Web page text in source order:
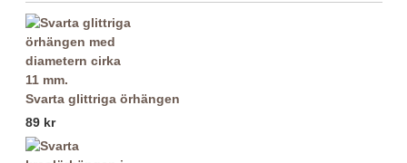
Svarta glittriga örhängen
89 kr